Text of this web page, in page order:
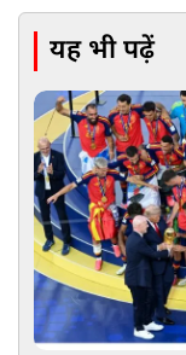
यह भी पढ़ें